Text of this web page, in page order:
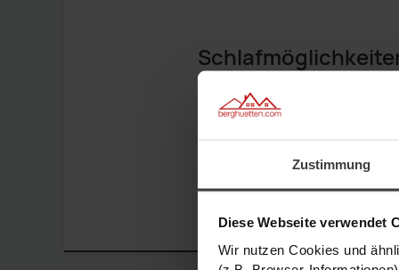
Zustimmung
Diese Webseite verwendet
Wir nutzen Cookies und
Schlafzimmer